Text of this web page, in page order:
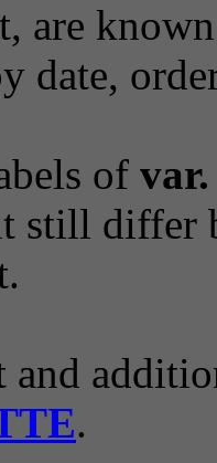
are
date,
of
still differ
and
.